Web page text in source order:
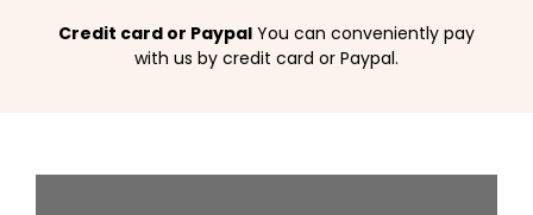
Credit card or Paypal You can conveniently pay
with us by credit card or Paypal.